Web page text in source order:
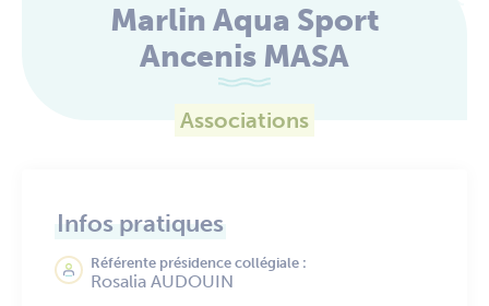
Marlin Aqua Sport
Ancenis MASA
Associations
Infos pratiques
Référente présidence collégiale :
Rosalia AUDOUIN